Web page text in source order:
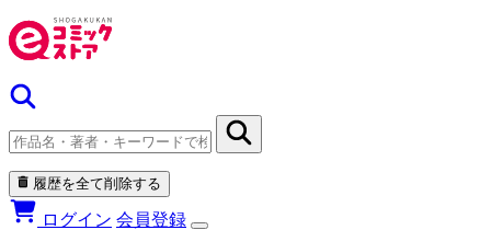
履歴を全て削除する
ログイン 会員登録